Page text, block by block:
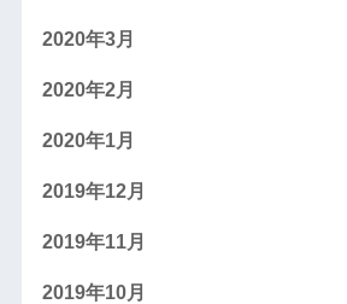
2020年3月
2020年2月
2020年1月
2019年12月
2019年11月
2019年10月